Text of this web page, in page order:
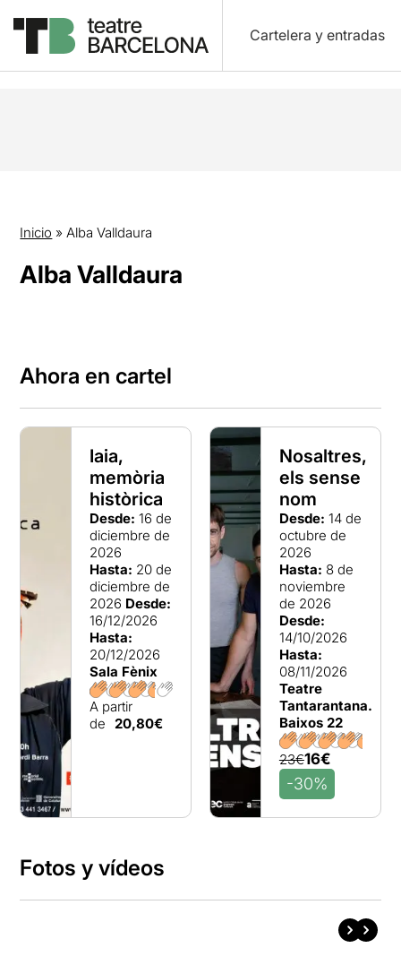
Cartelera y entradas
Inicio »Alba Valldaura
Alba Valldaura
Ahora en cartel
Iaia,
memòria
històrica
Desde: 16 de
diciembre de
2026
Hasta: 20 de
diciembre de
2026 Desde:
16/12/2026
Hasta:
20/12/2026
Sala Fènix
A partir
de 20,80€
Nosaltres,
els sense
nom
Desde: 14 de
octubre de
2026
Hasta: 8 de
noviembre
de 2026
Desde:
14/10/2026
Hasta:
08/11/2026
Teatre
Tantarantana.
Baixos 22
23€16€
-30%
Fotos y vídeos